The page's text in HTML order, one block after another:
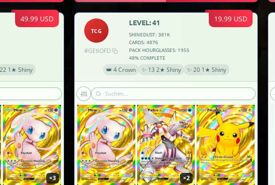
49.99 USD
1★ Shiny
×3
19.99 USD
TCG
#GE6OFD
LEVEL: 41
SHINEDUST: 381K
CARDS: 4876
PACK HOURGLASSES: 1955
48% COMPLETE
👑 4 Crown ✨ 13 2★ Shiny ✨ 20 1★ Shiny
×2